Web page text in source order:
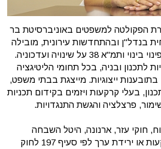
הפקולטה למשפטים באוניברסיטת בר
בנדל"ן ובהתחדשות עירונית, מובילה
פרויקטים ומייצגת דיירים בפינוי בינוי ותמ"א 38 על שינויה ועדכוניה.
לתכנון ובניה, בכל תחומי הליטיגציה
ייצוגיות. מייצגת בבתי משפט,
בעלי קרקעות ויזמים בקידום תכניות
פרצלציה והגשת התנגדויות.
חוקי עזר, ארנונה, היטל השבחה
ותביעות לפיצויים עקב הפקעות או ירידת ערך לפי סעיף 197 לחוק